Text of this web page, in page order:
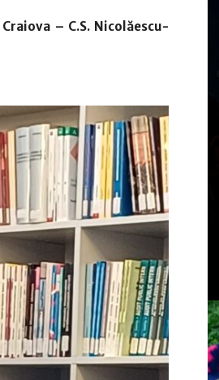
– C.S. Nicolăescu-